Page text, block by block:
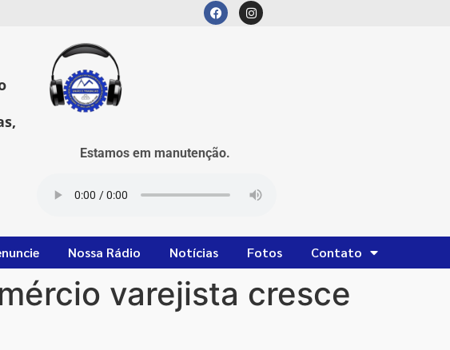
Estamos em manutenção.
Nossa Rádio Notícias Fotos Contato
varejista cresce